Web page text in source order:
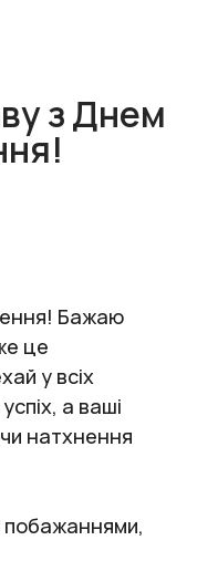
з Днем
Бажаю
це
у всіх
а ваші
натхнення